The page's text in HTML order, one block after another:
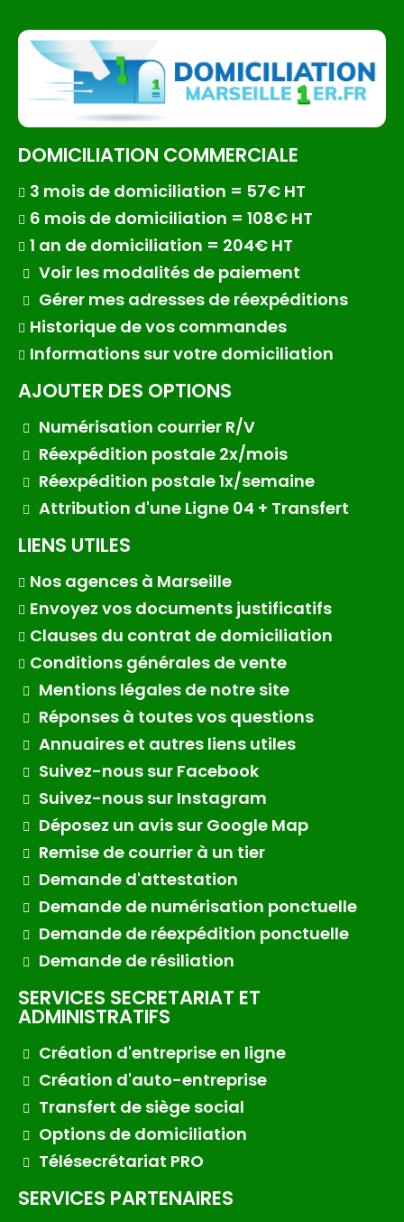
DOMICILIATION COMMERCIALE
3 mois de domiciliation = 57€ HT
6 mois de domiciliation = 108€ HT
1 an de domiciliation = 204€ HT
Voir les modalités de paiement
Gérer mes adresses de réexpéditions
Historique de vos commandes
Informations sur votre domiciliation
AJOUTER DES OPTIONS
Numérisation courrier R/V
Réexpédition postale 2x/mois
Réexpédition postale 1x/semaine
Attribution d'une Ligne 04 + Transfert
LIENS UTILES
Nos agences à Marseille
Envoyez vos documents justificatifs
Clauses du contrat de domiciliation
Conditions générales de vente
Mentions légales de notre site
Réponses à toutes vos questions
Annuaires et autres liens utiles
Suivez-nous sur Facebook
Suivez-nous sur Instagram
Déposez un avis sur Google Map
Remise de courrier à un tier
Demande d'attestation
Demande de numérisation ponctuelle
Demande de réexpédition ponctuelle
Demande de résiliation
SERVICES SECRETARIAT ET
ADMINISTRATIFS
Création d'entreprise en ligne
Création d'auto-entreprise
Transfert de siège social
Options de domiciliation
Télésecrétariat PRO
SERVICES PARTENAIRES